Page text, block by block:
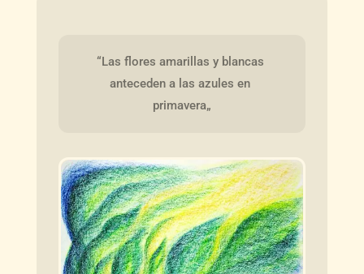
“Las flores amarillas y blancas
anteceden a las azules en
primavera„